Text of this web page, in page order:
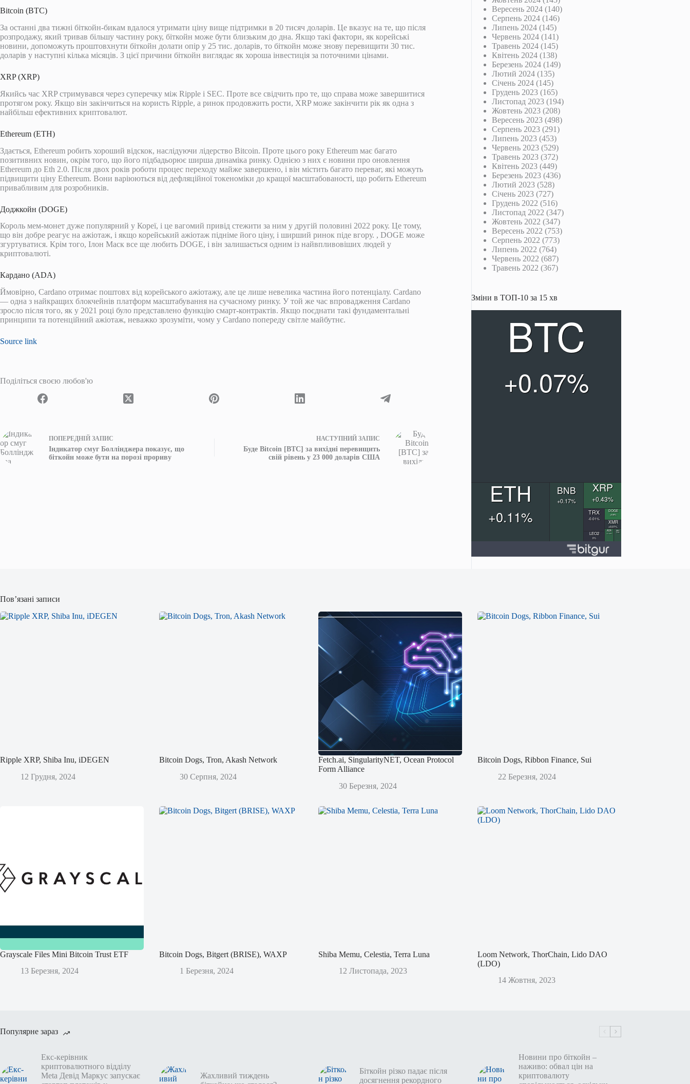
Bitcoin (BTC)
За останні два тижні біткойн-бикам вдалося утримати ціну вище підтримки в 20 тисяч доларів. Це вказує на те, що після
розпродажу, який тривав більшу частину року, біткойн може бути близьким до дна. Якщо такі фактори, як корейські
новини, допоможуть проштовхнути біткойн долати опір у 25 тис. доларів, то біткойн може знову перевищити 30 тис.
доларів у наступні кілька місяців. З цієї причини біткойн виглядає як хороша інвестиція за поточними цінами.
XRP (XRP)
Якийсь час XRP стримувався через суперечку між Ripple і SEC. Проте все свідчить про те, що справа може завершитися
протягом року. Якщо він закінчиться на користь Ripple, а ринок продовжить рости, XRP може закінчити рік як одна з
найбільш ефективних криптовалют.
Ethereum (ETH)
Здається, Ethereum робить хороший відскок, наслідуючи лідерство Bitcoin. Проте цього року Ethereum має багато
позитивних новин, окрім того, що його підбадьорює ширша динаміка ринку. Однією з них є новини про оновлення
Ethereum до Eth 2.0. Після двох років роботи процес переходу майже завершено, і він містить багато переваг, які можуть
підвищити ціну Ethereum. Вони варіюються від дефляційної токеноміки до кращої масштабованості, що робить Ethereum
привабливим для розробників.
Доджкойн (DOGE)
Король мем-монет дуже популярний у Кореї, і це вагомий привід стежити за ним у другій половині 2022 року. Це тому,
що він добре реагує на ажіотаж, і якщо корейський ажіотаж підніме його ціну, і ширший ринок піде вгору. , DOGE може
згуртуватися. Крім того, Ілон Маск все ще любить DOGE, і він залишається одним із найвпливовіших людей у ​​
криптовалюті.
Кардано (ADA)
Ймовірно, Cardano отримає поштовх від корейського ажіотажу, але це лише невелика частина його потенціалу. Cardano
— одна з найкращих блокчейнів платформ масштабування на сучасному ринку. У той же час впровадження Cardano
зросло після того, як у 2021 році було представлено функцію смарт-контрактів. Якщо поєднати такі фундаментальні
принципи та потенційний ажіотаж, неважко зрозуміти, чому у Cardano попереду світле майбутнє.
Source link
Поділіться своєю любов'ю
ПОПЕРЕДНІЙ ЗАПИС
Індикатор смуг Боллінджера показує, що
біткойн може бути на порозі прориву
НАСТУПНИЙ ЗАПИС
Буде Bitcoin [BTC] за вихідні перевищить
свій рівень у 23 000 доларів США
Вересень 2024 (140)
Серпень 2024 (146)
Липень 2024 (145)
Червень 2024 (141)
Травень 2024 (145)
Квітень 2024 (138)
Березень 2024 (149)
Лютий 2024 (135)
Січень 2024 (145)
Грудень 2023 (165)
Листопад 2023 (194)
Жовтень 2023 (208)
Вересень 2023 (498)
Серпень 2023 (291)
Липень 2023 (453)
Червень 2023 (529)
Травень 2023 (372)
Квітень 2023 (449)
Березень 2023 (436)
Лютий 2023 (528)
Січень 2023 (727)
Грудень 2022 (516)
Листопад 2022 (347)
Жовтень 2022 (347)
Вересень 2022 (753)
Серпень 2022 (773)
Липень 2022 (764)
Червень 2022 (687)
Травень 2022 (367)
Зміни в ТОП-10 за 15 хв
Пов’язані записи
Ripple XRP, Shiba Inu, iDEGEN
12 Грудня, 2024
Bitcoin Dogs, Tron, Akash Network
30 Серпня, 2024
Fetch.ai, SingularityNET, Ocean Protocol
Form Alliance
30 Березня, 2024
Bitcoin Dogs, Ribbon Finance, Sui
22 Березня, 2024
Grayscale Files Mini Bitcoin Trust ETF
13 Березня, 2024
Bitcoin Dogs, Bitgert (BRISE), WAXP
1 Березня, 2024
Shiba Memu, Celestia, Terra Luna
12 Листопада, 2023
Loom Network, ThorChain, Lido DAO
(LDO)
14 Жовтня, 2023
Популярне зараз
Екс-керівник
криптовалютного відділу
Meta Девід Маркус запускає
Жахливий тиждень
Біткойн різко падає після
досягнення рекордного
Новини про біткойн –
наживо: обвал цін на
криптовалюту